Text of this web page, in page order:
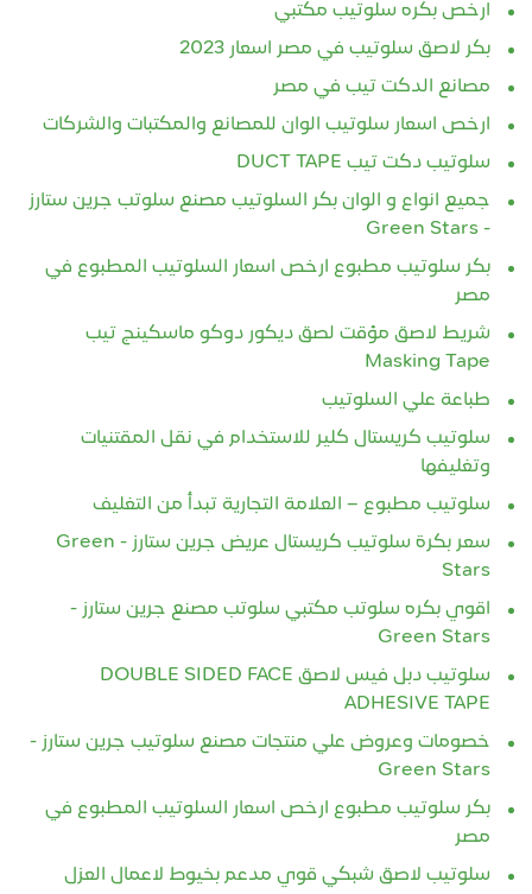
بكر لاصق سلوتيب في مصر اسعار 2023
مصانع الدكت تيب في مصر
ارخص اسعار سلوتيب الوان للمصانع والمكتبات والشركات
سلوتيب دكت تيب DUCT TAPE
جميع انواع و الوان بكر السلوتيب مصنع سلوتب جرين ستارز
بكر سلوتيب مطبوع ارخص اسعار السلوتيب المطبوع في
شريط لاصق مؤقت لصق ديكور دوكو ماسكينج تيب
Masking Tape
طباعة علي السلوتيب
سلوتيب كريستال كلير للاستخدام في نقل المقتنيات
وتغليفها
سلوتيب مطبوع – العلامة التجارية تبدأ من التغليف
سعر بكرة سلوتيب كريستال عريض جرين ستارز - Green
Stars
اقوي بكره سلوتب مكتبي سلوتب مصنع جرين ستارز -
Green Stars
سلوتيب دبل فيس لاصق DOUBLE SIDED FACE
ADHESIVE TAPE
خصومات وعروض علي منتجات مصنع سلوتيب جرين ستارز -
Green Stars
بكر سلوتيب مطبوع ارخص اسعار السلوتيب المطبوع في
سلوتيب لاصق شبكي قوي مدعم بخيوط لاعمال العزل